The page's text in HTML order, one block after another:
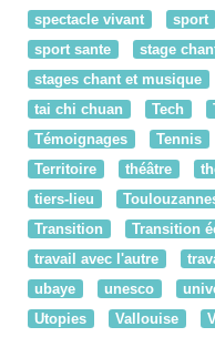
spectacle vivant
sport
sport sante
stage
stages chant et musique
tai chi chuan
Tech
Témoignages
Tennis
Territoire
théâtre
tiers-lieu
Transition
Transition
travail avec l'autre
ubaye
unesco
Utopies
Vallouise